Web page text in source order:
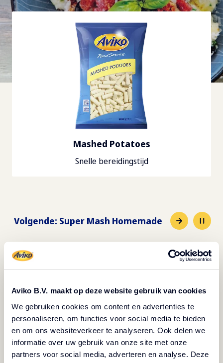
Aviko B.V. maakt op deze website gebruik van cookies
We gebruiken cookies om content en advertenties te
personaliseren, om functies voor social media te bieden
en om ons websiteverkeer te analyseren. Ook delen we
informatie over uw gebruik van onze site met onze
partners voor social media, adverteren en analyse. Deze
Volgende: Super Mash Homemade
Mashed Potatoes
Snelle bereidingstijd
De gnocchi:
Meng de Avika aardappelpuree, bloem en een deel
van de eidooier samen met een snufje zout
Kook de gnocchi gaar in kokend water totdat ze
beginnen te drijven